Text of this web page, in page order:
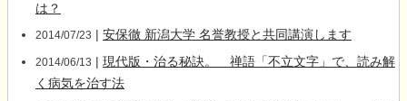
は？
2014/07/23 | 安保徹 新潟大学 名誉教授と共同講演します
2014/06/13 | 現代版・治る秘訣。 禅語「不立文字」で、読み解
く病気を治す法